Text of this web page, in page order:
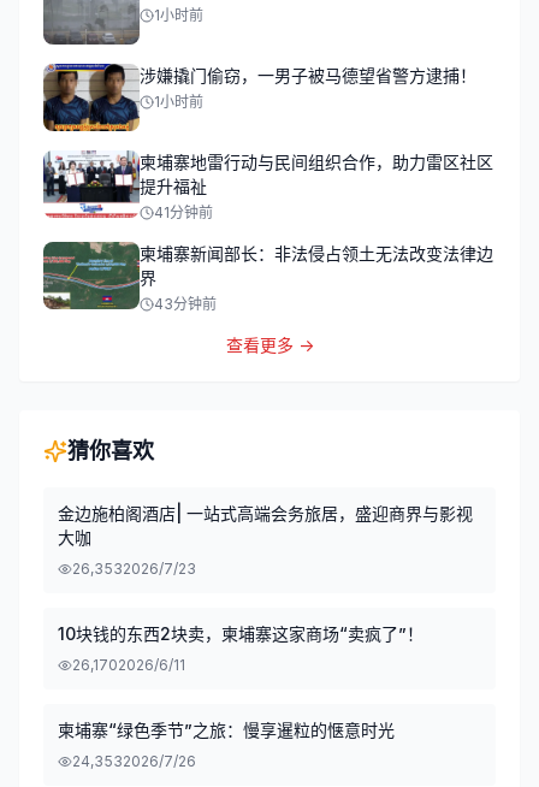
1小时前
涉嫌撬门偷窃，一男子被马德望省警方逮捕！
1小时前
柬埔寨地雷行动与民间组织合作，助力雷区社区
提升福祉
41分钟前
柬埔寨新闻部长：非法侵占领土无法改变法律边
界
43分钟前
查看更多 →
猜你喜欢
金边施柏阁酒店| 一站式高端会务旅居，盛迎商界与影视
大咖
26,3532026/7/23
10块钱的东西2块卖，柬埔寨这家商场“卖疯了”！
26,1702026/6/11
柬埔寨“绿色季节”之旅：慢享暹粒的惬意时光
24,3532026/7/26